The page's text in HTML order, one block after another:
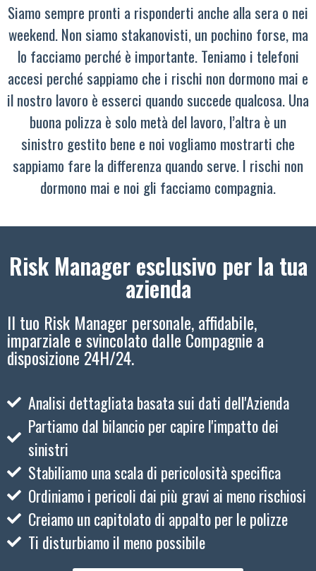
Siamo sempre pronti a risponderti anche alla sera o nei
weekend. Non siamo stakanovisti, un pochino forse, ma
lo facciamo perché è importante. Teniamo i telefoni
accesi perché sappiamo che i rischi non dormono mai e
il nostro lavoro è esserci quando succede qualcosa. Una
buona polizza è solo metà del lavoro, l’altra è un
sinistro gestito bene e noi vogliamo mostrarti che
sappiamo fare la differenza quando serve. I rischi non
dormono mai e noi gli facciamo compagnia.
Risk Manager esclusivo per la tua
azienda
Il tuo Risk Manager personale, affidabile,
imparziale e svincolato dalle Compagnie a
disposizione 24H/24.
Analisi dettagliata basata sui dati dell'Azienda
Partiamo dal bilancio per capire l'impatto dei
sinistri
Stabiliamo una scala di pericolosità specifica
Ordiniamo i pericoli dai più gravi ai meno rischiosi
Creiamo un capitolato di appalto per le polizze
Ti disturbiamo il meno possibile